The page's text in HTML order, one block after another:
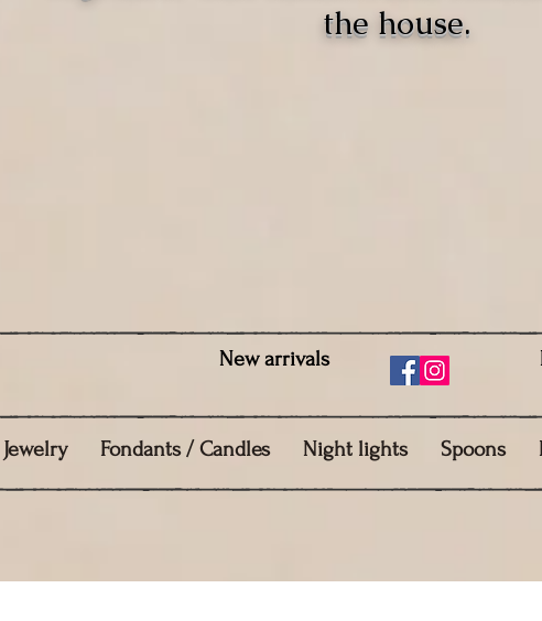
the house.
New arrivals
Jewelry Fondants / Candles Night lights Spoons